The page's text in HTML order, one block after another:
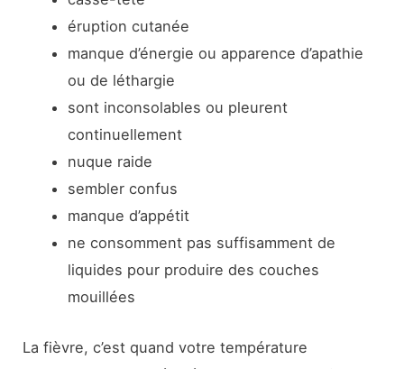
éruption cutanée
manque d’énergie ou apparence d’apathie
ou de léthargie
sont inconsolables ou pleurent
continuellement
nuque raide
sembler confus
manque d’appétit
ne consomment pas suffisamment de
liquides pour produire des couches
mouillées
La fièvre, c’est quand votre température